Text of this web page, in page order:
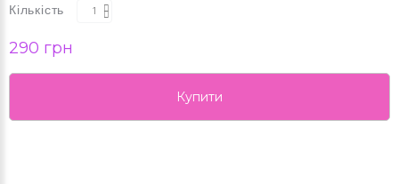
Кількість
290 грн
Купити